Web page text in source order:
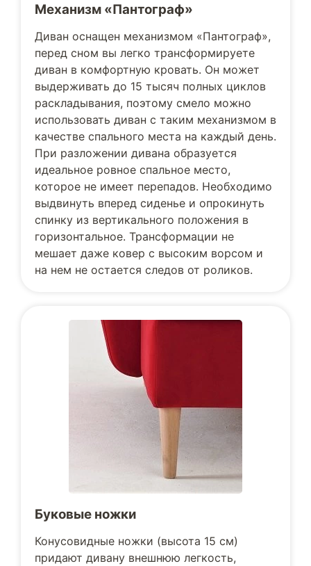
Механизм «Пантограф»
Диван оснащен механизмом «Пантограф»,
перед сном вы легко трансформируете
диван в комфортную кровать. Он может
выдерживать до 15 тысяч полных циклов
раскладывания, поэтому смело можно
использовать диван с таким механизмом в
качестве спального места на каждый день.
При разложении дивана образуется
идеальное ровное спальное место,
которое не имеет перепадов. Необходимо
выдвинуть вперед сиденье и опрокинуть
спинку из вертикального положения в
горизонтальное. Трансформации не
мешает даже ковер с высоким ворсом и
на нем не остается следов от роликов.
Буковые ножки
Конусовидные ножки (высота 15 см)
придают дивану внешнюю легкость,